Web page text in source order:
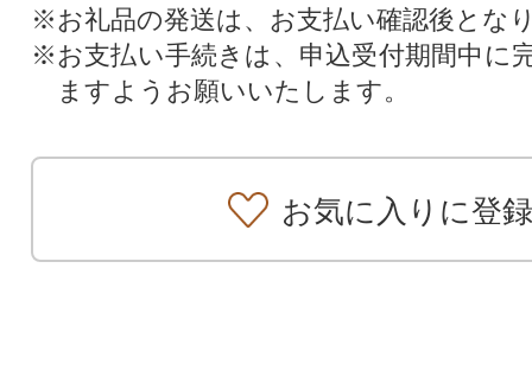
※お礼品の発送は、お支払い確認後とな
※お支払い手続きは、申込受付期間中に
ますようお願いいたします。
お気に入りに登録